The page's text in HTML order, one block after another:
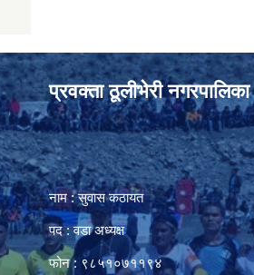
प्रवक्ता ठूलीभेरी नगरपालिका
नाम : सुवास कठायत
पद : वडा अध्यक्ष
फोन : ९८५१०७११९४